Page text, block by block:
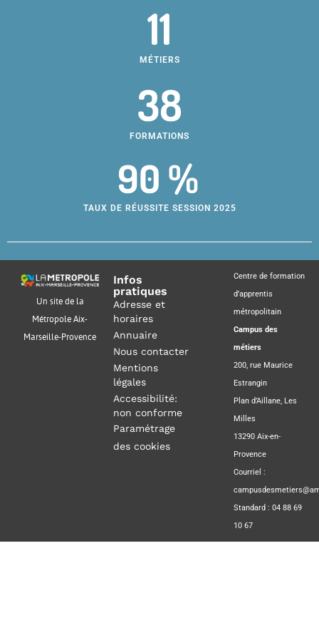
11
MÉTIERS
38
FORMATIONS
90 %
TAUX DE RÉUSSITE SESSION 2025
Un site de la
Métropole Aix-
Marseille-Provence
Infos
pratiques
Adresse et
horaires
Annuaire
Nous contacter
Mentions
légales
Accessibilité:
non conforme
Paramétrage
des cookies
Centre de formation
d’apprentis
métropolitain
Campus des
métiers
200, rue Maurice
Estrangin
Plan d’Aillane, Les
Milles
13290 Aix-en-
Provence
Courriel :
Standard : 04 88 69
10 67